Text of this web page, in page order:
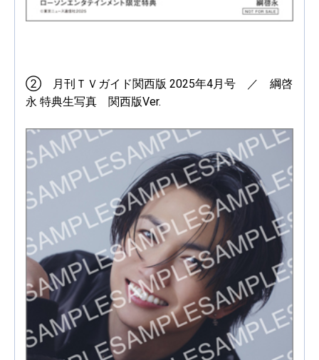
② 月刊ＴＶガイド関西版 2025年4月号 ／ 綱啓
永 特典生写真 関西版Ver.